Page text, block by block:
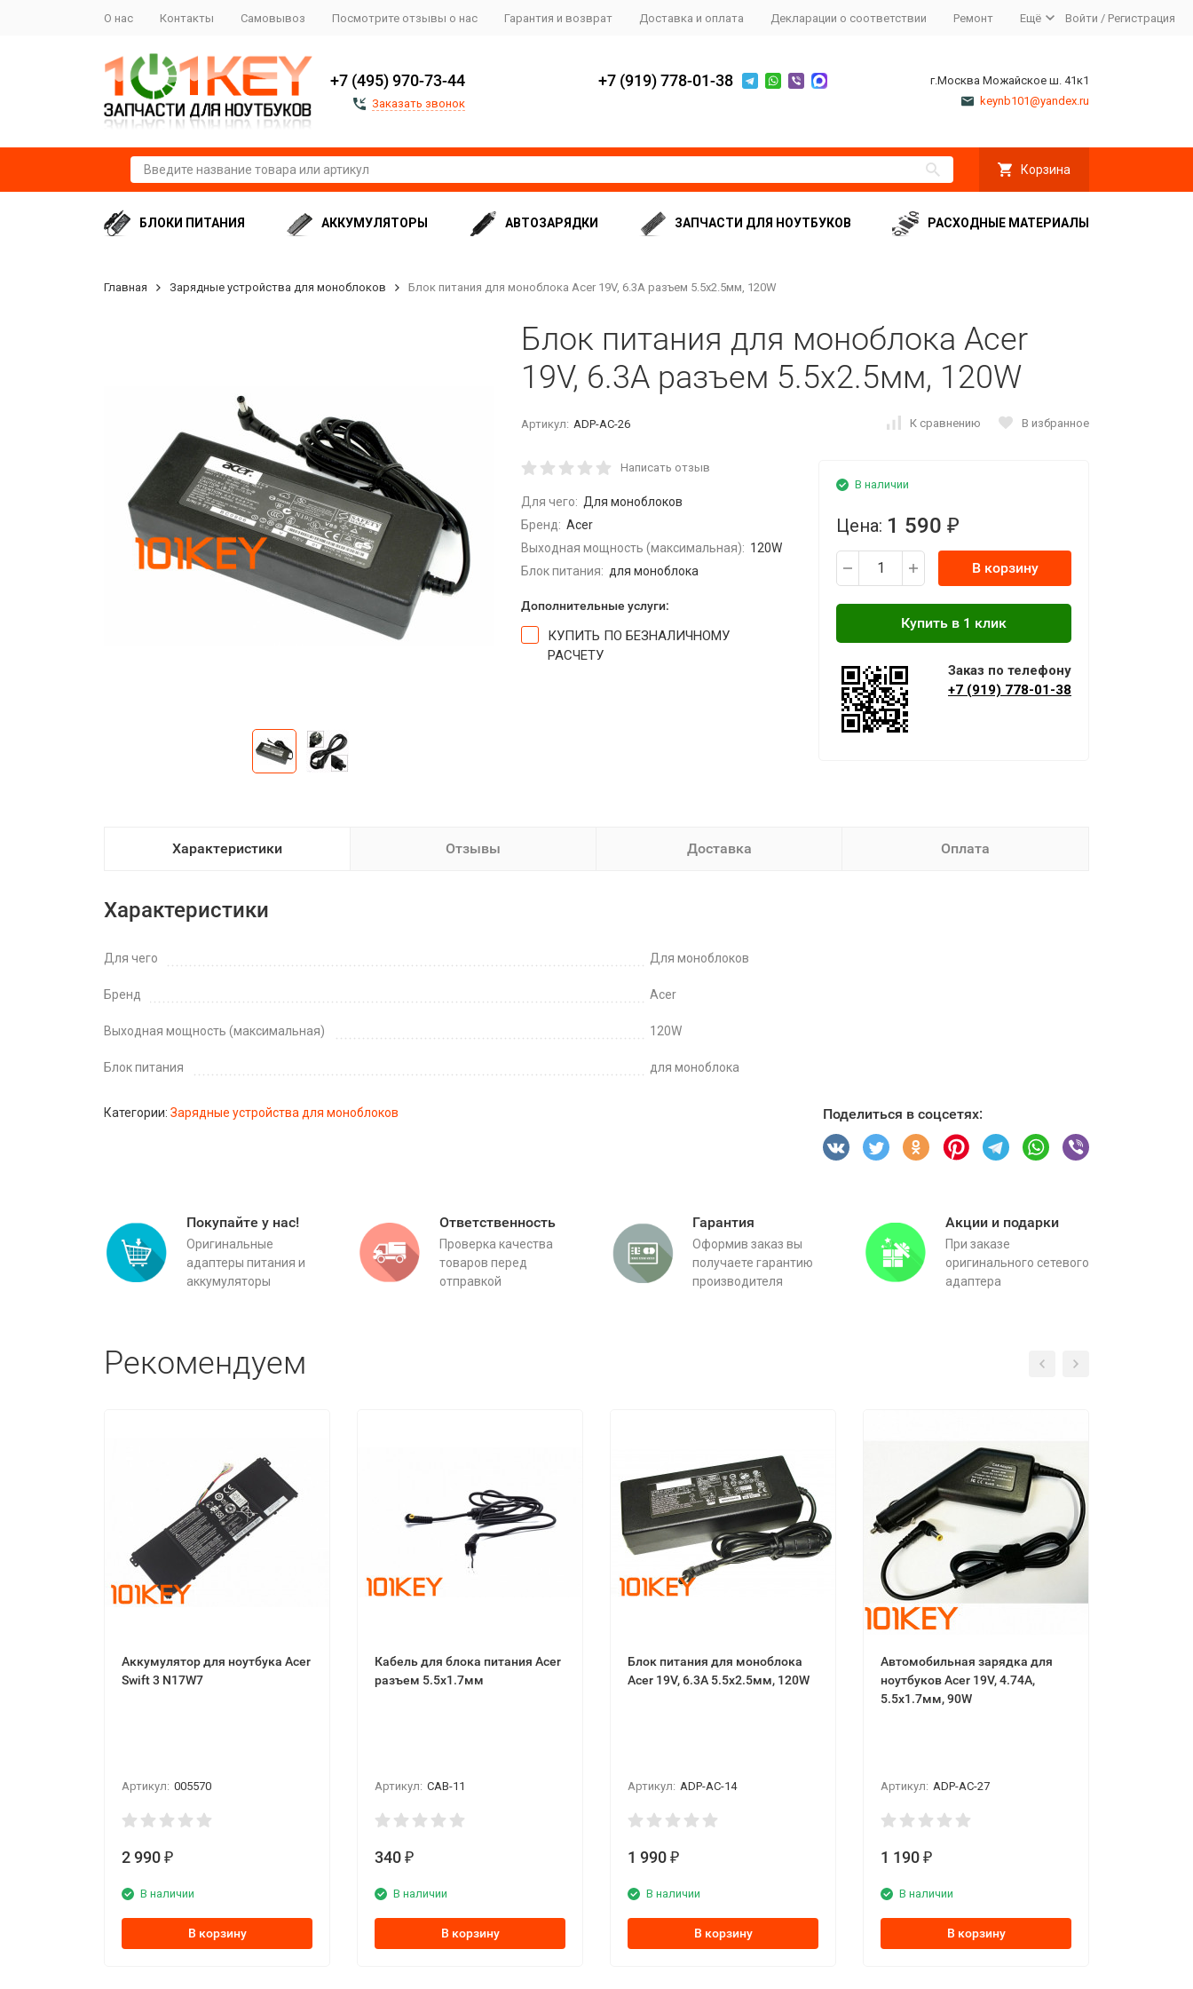
О нас Контакты Самовывоз Посмотрите отзывы о нас Гарантия и возврат Доставка и оплата Декларации о соответствии Ремонт Ещё Войти / Регистрация
+7 (495) 970-73-44
Заказать звонок
+7 (919) 778-01-38
г.Москва Можайское ш. 41к1
keynb101@yandex.ru
Корзина
БЛОКИ ПИТАНИЯ АККУМУЛЯТОРЫ АВТОЗАРЯДКИ ЗАПЧАСТИ ДЛЯ НОУТБУКОВ РАСХОДНЫЕ МАТЕРИАЛЫ
Главная Зарядные устройства для моноблоков Блок питания для моноблока Acer 19V, 6.3A разъем 5.5x2.5мм, 120W
Блок питания для моноблока Acer
19V, 6.3A разъем 5.5x2.5мм, 120W
Артикул: ADP-AC-26 К сравнению В избранное
Написать отзыв
Для чего: Для моноблоков
Бренд: Acer
Выходная мощность (максимальная): 120W
Блок питания: для моноблока
Дополнительные услуги:
КУПИТЬ ПО БЕЗНАЛИЧНОМУ
РАСЧЕТУ
В наличии
Цена: 1 590 ₽
В корзину
Заказ по телефону
+7 (919) 778-01-38
Характеристики Отзывы Доставка Оплата
Характеристики
Для чего Для моноблоков
Бренд Acer
Выходная мощность (максимальная) 120W
Блок питания для моноблока
Категории: Зарядные устройства для моноблоков Поделиться в соцсетях:
Покупайте у нас!
Оригинальные
адаптеры питания и
аккумуляторы
Ответственность
Проверка качества
товаров перед
отправкой
Гарантия
Оформив заказ вы
получаете гарантию
производителя
Акции и подарки
При заказе
оригинального сетевого
адаптера
Рекомендуем
Аккумулятор для ноутбука Acer
Swift 3 N17W7
Артикул: 005570
2 990 ₽
В наличии
В корзину
Кабель для блока питания Acer
разъем 5.5x1.7мм
Артикул: CAB-11
340 ₽
В наличии
В корзину
Блок питания для моноблока
Acer 19V, 6.3A 5.5x2.5мм, 120W
Артикул: ADP-AC-14
1 990 ₽
В наличии
В корзину
Автомобильная зарядка для
ноутбуков Acer 19V, 4.74A,
5.5x1.7мм, 90W
Артикул: ADP-AC-27
1 190 ₽
В наличии
В корзину